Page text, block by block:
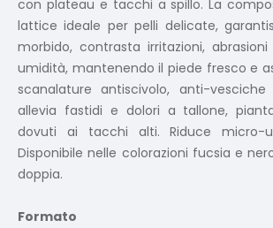
con plateau e tacchi a spillo. La
lattice ideale per pelli delicate,
morbido, contrasta irritazioni,
umidità, mantenendo il piede fresco e
scanalature antiscivolo, anti-
allevia fastidi e dolori a tallone,
dovuti ai tacchi alti. Riduce micro-
Disponibile nelle colorazioni fucsia e
doppia.
Formato